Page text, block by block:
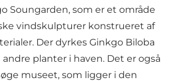
Soungarden, som er et område
vindskulpturer konstrueret af
Der dyrkes Ginkgo Biloba
planter i haven. Det er også
museet, som ligger i den